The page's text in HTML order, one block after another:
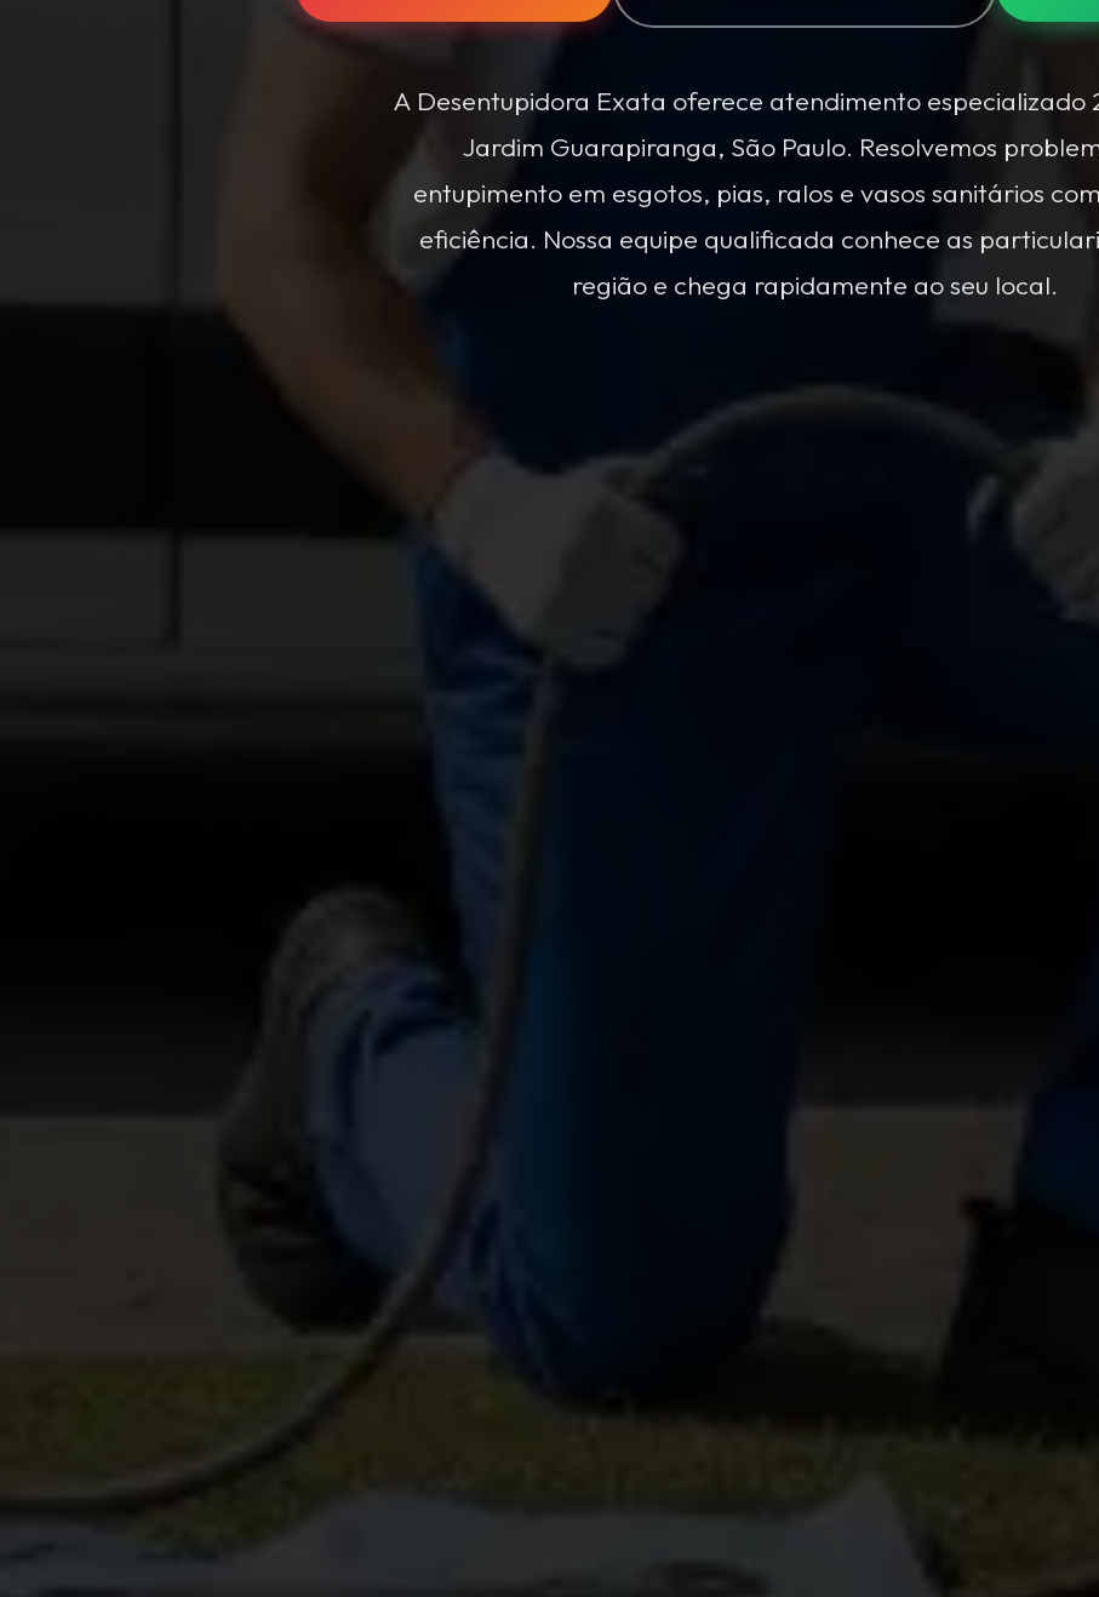
A Desentupidora Exata oferece atendimento especializado
Jardim Guarapiranga, São Paulo. Resolvemos
entupimento em esgotos, pias, ralos e vasos sanitários
eficiência. Nossa equipe qualificada conhece as
região e chega rapidamente ao seu local.